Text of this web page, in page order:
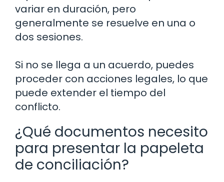
variar en duración, pero
generalmente se resuelve en una o
dos sesiones.
Si no se llega a un acuerdo, puedes
proceder con acciones legales, lo que
puede extender el tiempo del
conflicto.
¿Qué documentos necesito
para presentar la papeleta
de conciliación?